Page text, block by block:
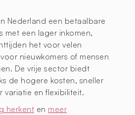
Nederland een betaalbare
met een lager inkomen,
het voor velen
nieuwkomers of mensen
De vrije sector biedt
de hogere kosten, sneller
variatie en flexibiliteit.
herkent en meer